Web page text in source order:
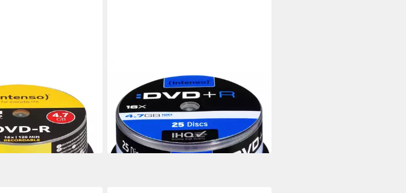
DVD-R, 4,7
Werktagen bei dir
Intenso DVD+R 16x (4,7GB) - DVDs
externer Speicher (4,7 GB GB,
Beschreibbar)
ab 16,89 €
lieferbar - in 2-3 Werktagen bei dir